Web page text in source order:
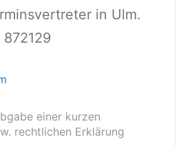
in Ulm.
einer kurzen
rechtlichen Erklärung